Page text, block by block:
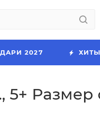
2027 ХИТЫ
5+ Размер